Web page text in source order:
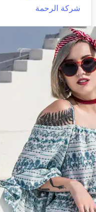
شركة الرحمة